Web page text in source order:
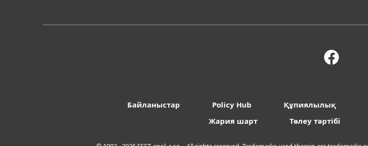
Байланыстар Policy Hub Құпиялылық
Жария шарт
Төлеу тәртібі